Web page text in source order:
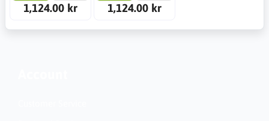
1,124.00 kr
1,124.00 kr